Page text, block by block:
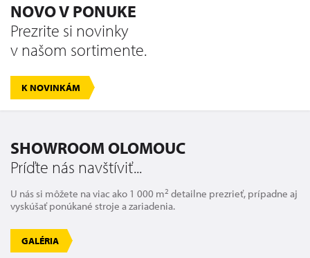
NOVO V PONUKE
Prezrite si novinky
v našom sortimente.
K NOVINKÁM
SHOWROOM OLOMOUC
Príďte nás navštíviť...
U nás si môžete na viac ako 1 000 m2 detailne prezrieť, prípadne aj
vyskúšať ponúkané stroje a zariadenia.
GALÉRIA